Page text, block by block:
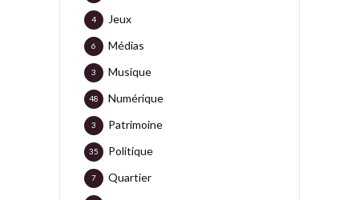
Jeux
4
Médias
6
Musique
3
Numérique
48
Patrimoine
3
Politique
35
Quartier
7